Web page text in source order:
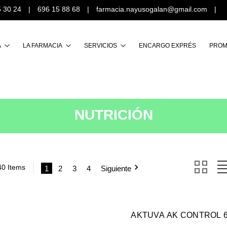
30 24 | 696 15 88 68 | farmacia.nayusogalan@gmail.com |
LA FARMACIA SERVICIOS ENCARGO EXPRÉS
NUTRICIÓN
Items 1 2 3 4 Siguiente
AKTUVA AK CONTROL